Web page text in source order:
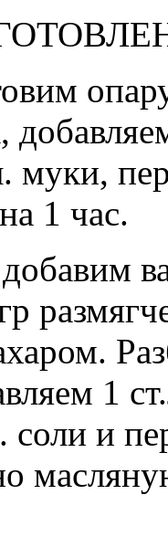
муки,
1 час.
добавим
1
соли и